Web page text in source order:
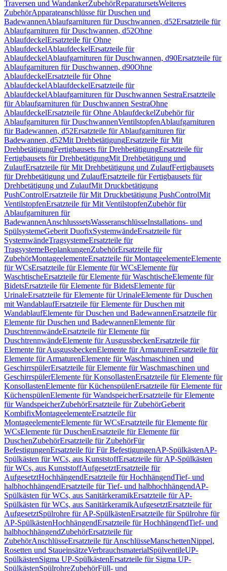
Traversen und WandankerZubehörReparatursetsWeiteres
ZubehörApparateanschlüsse für Duschen und
BadewannenAblaufgarnituren für Duschwannen, d52Ersatzteile für
Ablaufgarnituren für Duschwannen, d52Ohne
AblaufdeckelErsatzteile für Ohne
AblaufdeckelAblaufdeckelErsatzteile für
AblaufdeckelAblaufgarnituren für Duschwannen, d90Ersatzteile für
Ablaufgarnituren für Duschwannen, d90Ohne
AblaufdeckelErsatzteile für Ohne
AblaufdeckelAblaufdeckelErsatzteile für
AblaufdeckelAblaufgarnituren für Duschwannen SestraErsatzteile
für Ablaufgarnituren für Duschwannen SestraOhne
AblaufdeckelErsatzteile für Ohne AblaufdeckelZubehör für
Ablaufgarnituren für DuschwannenVentilstopfenAblaufgarnituren
für Badewannen, d52Ersatzteile für Ablaufgarnituren für
Badewannen, d52Mit DrehbetätigungErsatzteile für Mit
DrehbetätigungFertigbausets für DrehbetätigungErsatzteile für
Fertigbausets für DrehbetätigungMit Drehbetätigung und
ZulaufErsatzteile für Mit Drehbetätigung und ZulaufFertigbausets
für Drehbetätigung und ZulaufErsatzteile für Fertigbausets für
Drehbetätigung und ZulaufMit Druckbetätigung
PushControlErsatzteile für Mit Druckbetätigung PushControlMit
VentilstopfenErsatzteile für Mit VentilstopfenZubehör für
Ablaufgarnituren für
BadewannenAnschlusssetsWasseranschlüsseInstallations- und
SpülsystemeGeberit DuofixSystemwändeErsatzteile für
SystemwändeTragsystemeErsatzteile für
TragsystemeBeplankungenZubehörErsatzteile für
ZubehörMontageelementeErsatzteile für MontageelementeElemente
für WCsErsatzteile für Elemente für WCsElemente für
WaschtischeErsatzteile für Elemente für WaschtischeElemente für
BidetsErsatzteile für Elemente für BidetsElemente für
UrinaleErsatzteile für Elemente für UrinaleElemente für Duschen
mit WandablaufErsatzteile für Elemente für Duschen mit
WandablaufElemente für Duschen und BadewannenErsatzteile für
Elemente für Duschen und BadewannenElemente für
DuschtrennwändeErsatzteile für Elemente für
DuschtrennwändeElemente für AusgussbeckenErsatzteile für
Elemente für AusgussbeckenElemente für ArmaturenErsatzteile für
Elemente für ArmaturenElemente für Waschmaschinen und
GeschirrspülerErsatzteile für Elemente für Waschmaschinen und
GeschirrspülerElemente für KonsollastenErsatzteile für Elemente für
KonsollastenElemente für KüchenspülenErsatzteile für Elemente für
KüchenspülenElemente für WandspeicherErsatzteile für Elemente
für WandspeicherZubehörErsatzteile für ZubehörGeberit
KombifixMontageelementeErsatzteile für
MontageelementeElemente für WCsErsatzteile für Elemente für
WCsElemente für DuschenErsatzteile für Elemente für
DuschenZubehörErsatzteile für ZubehörFür
BefestigungenErsatzteile für Für BefestigungenAP-SpülkästenAP-
Spülkästen für WCs, aus KunststoffErsatzteile für AP-Spülkästen
für WCs, aus KunststoffAufgesetztErsatzteile für
AufgesetztHochhängendErsatzteile für HochhängendTief- und
halbhochhängendErsatzteile für Tief- und halbhochhängendAP-
Spülkästen für WCs, aus SanitärkeramikErsatzteile für AP-
Spülkästen für WCs, aus SanitärkeramikAufgesetztErsatzteile für
AufgesetztSpülrohre für AP-SpülkästenErsatzteile für Spülrohre für
AP-SpülkästenHochhängendErsatzteile für HochhängendTief- und
halbhochhängendZubehörErsatzteile für
ZubehörAnschlüsseErsatzteile für AnschlüsseManschettenNippel,
Rosetten und StaueinsätzeVerbrauchsmaterialSpülventileUP-
SpülkästenSigma UP-SpülkästenErsatzteile für Sigma UP-
SpülkästenSpülrohreZubehörFüll- und